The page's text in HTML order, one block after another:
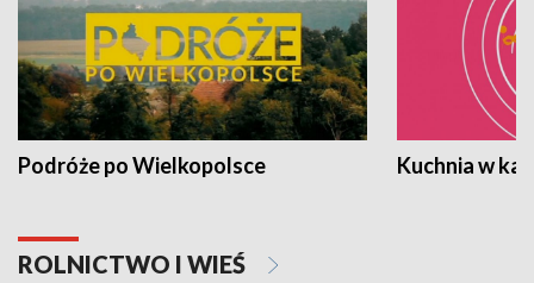
Podróże po Wielkopolsce Kuchnia w
ROLNICTWO I WIEŚ